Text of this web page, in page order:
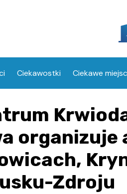
Ciekawostki Ciekawe
organizuje
Zdroju